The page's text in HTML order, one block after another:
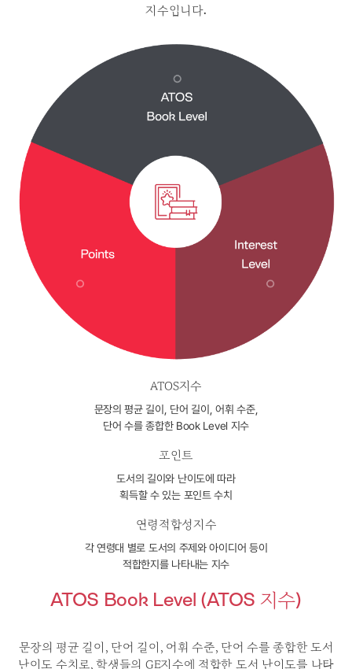
지수입니다.
ATOS지수
문장의 평균 길이, 단어 길이, 어휘 수준,
단어 수를 종합한 Book Level 지수
포인트
도서의 길이와 난이도에 따라
획득할 수 있는 포인트 수치
연령적합성지수
각 연령대 별로 도서의 주제와 아이디어 등이
적합한지를 나타내는 지수
ATOS Book Level (ATOS 지수)
문장의 평균 길이, 단어 길이, 어휘 수준, 단어 수를 종합한 도서
난이도 수치로, 학생들의 GE지수에 적합한 도서 난이도를 나타